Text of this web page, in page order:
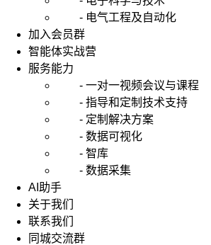
- 电气工程及自动化
加入会员群
智能体实战营
服务能力
- 一对一视频会议与课程
- 指导和定制技术支持
- 定制解决方案
- 数据可视化
- 智库
- 数据采集
AI助手
关于我们
联系我们
同城交流群